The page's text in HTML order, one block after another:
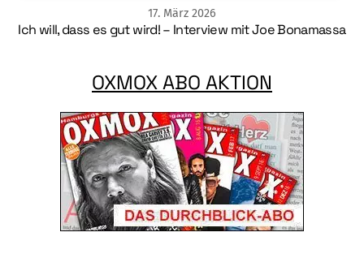
17. März 2026
Ich will, dass es gut wird! – Interview mit Joe Bonamassa
OXMOX ABO AKTION